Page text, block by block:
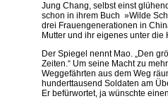
Jung Chang, selbst einst
schon in ihrem Buch »Wilde
drei Frauengenerationen in
Mutter und ihr eigenes unter
Der Spiegel nennt Mao. „Den
Zeiten.“ Um seine Macht zu
Weggefährten aus dem Weg
hunderttausend Soldaten am
Er befürwortet, ja wünschte